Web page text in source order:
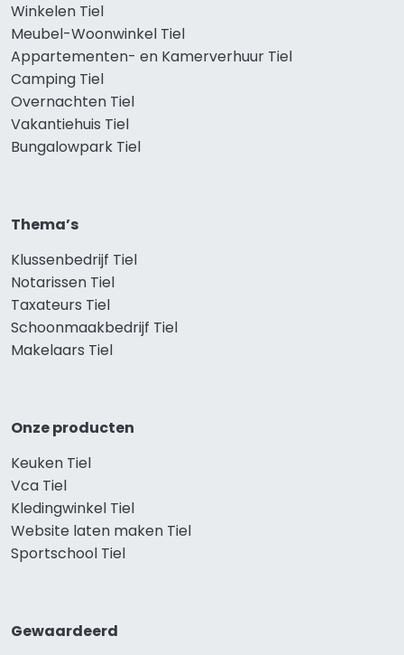
Winkelen Tiel
Meubel-Woonwinkel Tiel
Appartementen- en Kamerverhuur Tiel
Camping Tiel
Overnachten Tiel
Vakantiehuis Tiel
Bungalowpark Tiel
Thema’s
Klussenbedrijf Tiel
Notarissen Tiel
Taxateurs Tiel
Schoonmaakbedrijf Tiel
Makelaars Tiel
Onze producten
Keuken Tiel
Vca Tiel
Kledingwinkel Tiel
Website laten maken Tiel
Sportschool Tiel
Gewaardeerd